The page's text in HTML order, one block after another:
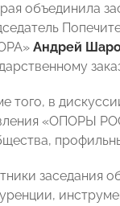
объединила
Андрей
того, в
«ОПОРЫ
заседания